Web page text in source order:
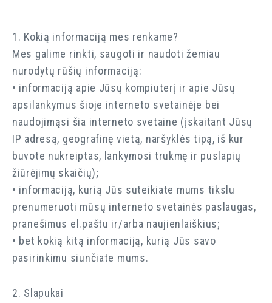
1. Kokią informaciją mes renkame?
Mes galime rinkti, saugoti ir naudoti žemiau
nurodytų rūšių informaciją:
• informaciją apie Jūsų kompiuterį ir apie Jūsų
apsilankymus šioje interneto svetainėje bei
naudojimąsi šia interneto svetaine (įskaitant Jūsų
IP adresą, geografinę vietą, naršyklės tipą, iš kur
buvote nukreiptas, lankymosi trukmę ir puslapių
žiūrėjimų skaičių);
• informaciją, kurią Jūs suteikiate mums tikslu
prenumeruoti mūsų interneto svetainės paslaugas,
pranešimus el.paštu ir/arba naujienlaiškius;
• bet kokią kitą informaciją, kurią Jūs savo
pasirinkimu siunčiate mums.
2. Slapukai